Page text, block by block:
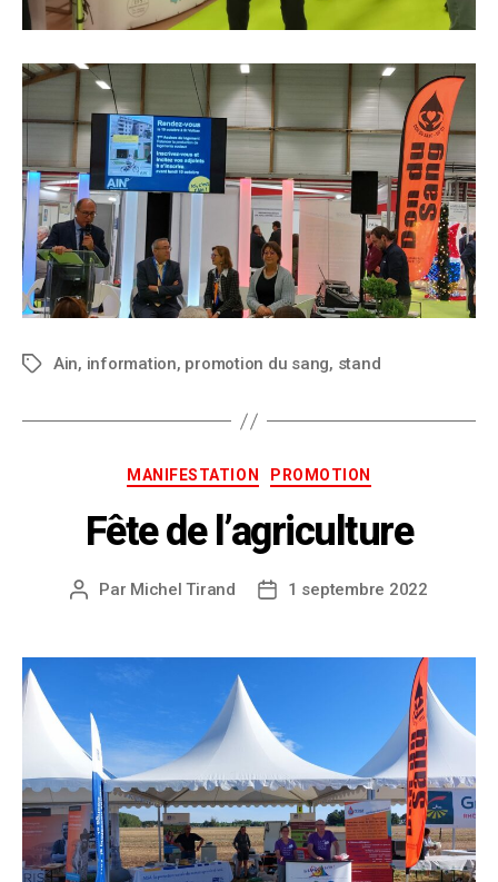
Ain, information, promotion du sang, stand
MANIFESTATION PROMOTION
Fête de l’agriculture
Par Michel Tirand 1 septembre 2022